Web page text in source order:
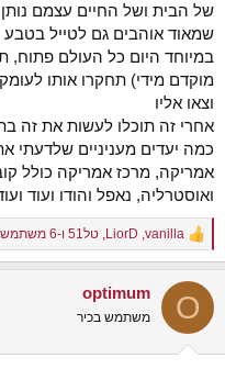
של הבית ושל החיים עצמם נותן
שמאוד אוהבים גם לטייל בטבע
במיוחד היום כל העולם פתוח,
מוקדם מידי) תחקרו אותו
וצאו אליו
אחרי זה תוכלו לעשות את זה
כמה יעדים מעניניים שלדעתי
אמריקה, מרכז אמריקה כולל
ואוסטרליה, נאפל והודו ועוד
R
e
c
i
vanilla
,
LiorD
, טל51 ו-6 משתמשים נוספים
O
optimum
משתמש בכיר